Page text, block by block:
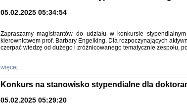
05.02.2025 05:34:54
Zapraszamy magistrantów do udziału w konkursie
kierownictwem prof. Barbary Engelking. Dla rozpoczynających
czerpać wiedzę od dużego i zróżnicowanego tematycznie zespołu,
więcej...
Konkurs na stanowisko stypendialne dla
05.02.2025 05:29:20